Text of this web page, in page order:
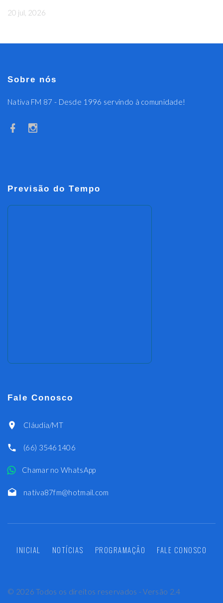
20 jul, 2026
Sobre nós
Nativa FM 87 - Desde 1996 servindo à comunidade!
Previsão do Tempo
Fale Conosco
Cláudia/MT
(66) 35461406
Chamar no WhatsApp
nativa87fm@hotmail.com
INICIAL NOTÍCIAS PROGRAMAÇÃO FALE CONOSCO
© 2026 Todos os direitos reservados - Versão 2.4